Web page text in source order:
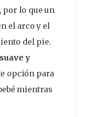
por lo que un
el arco y el
del pie.
y
opción para
mientras